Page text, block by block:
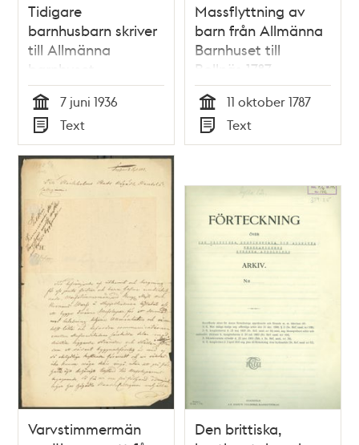
Tidigare
barnhusbarn skriver
till Allmänna
barnhuset
Tid
7 juni 1936
Typ
Text
Massflyttning av
barn från Allmänna
Barnhuset till
Bollnäs 1787
Tid
11 oktober 1787
Typ
Text
Varvstimmermän
Den brittiska,